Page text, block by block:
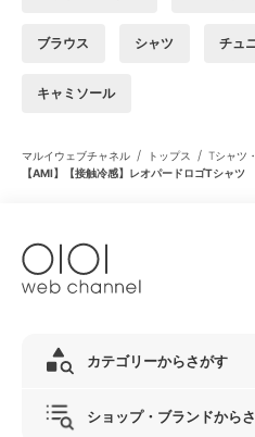
ブラウス シャツ チュ
キャミソール
マルイウェブチャネル / トップス / Tシャツ
【AMI】【接触冷感】レオパードロゴTシャツ
カテゴリーからさがす
ショップ・ブランドから